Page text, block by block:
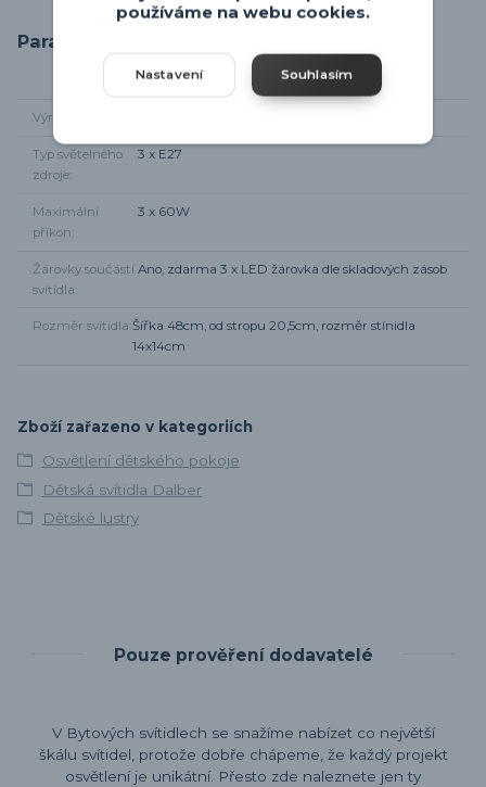
Parametry
Výrobce
Typ světelného
zdroje
3 x E27
Maximální
příkon
3 x 60W
Žárovky součástí
svítidla
Ano, zdarma 3 x LED žárovka dle skladových zásob
Rozměr svítidla Šířka 48cm, od stropu 20,5cm, rozměr stínidla
14x14cm
Zboží zařazeno v kategoriích
Osvětlení dětského pokoje
Dětská svítidla Dalber
Dětské lustry
Pouze prověření dodavatelé
V Bytových svítidlech se snažíme nabízet co největší
škálu svítidel, protože dobře chápeme, že každý projekt
osvětlení je unikátní. Přesto zde naleznete jen ty
používáme na webu cookies.
Nastavení Souhlasím